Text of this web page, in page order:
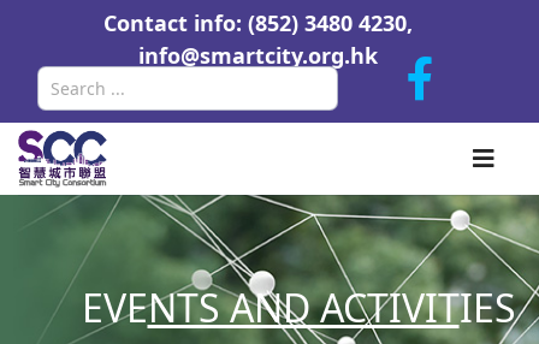
Contact info: (852) 3480 4230,
info@smartcity.org.hk
EVENTS AND ACTIVITIES